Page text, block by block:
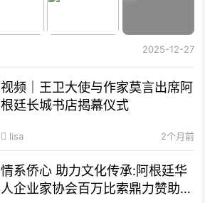
2025-12-27
视频｜王卫大使与作家莫言出席阿
根廷长城书店揭幕仪式
lisa 2个月前
情系侨心 助力文化传承:阿根廷华
人企业家协会百万比索鼎力赞助水